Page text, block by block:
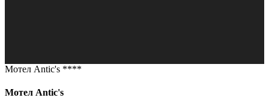
Мотел Antic's ****
Мотел Antic's